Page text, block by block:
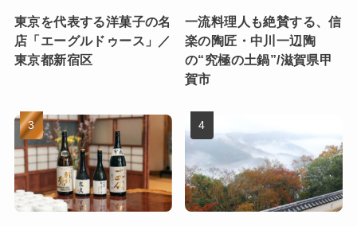
東京を代表する洋菓子の名
店「エーグルドゥース」／
東京都新宿区
一流料理人も絶賛する、信
楽の陶匠・中川一辺陶
の“究極の土鍋”/滋賀県甲
賀市